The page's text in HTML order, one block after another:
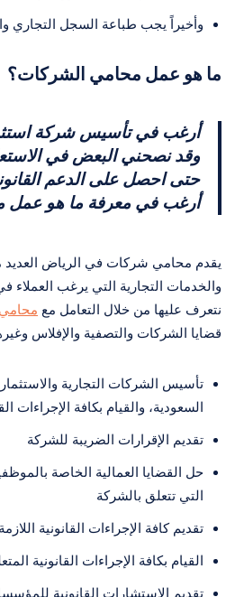
وأخيراً يجب طباعة السجل التجاري
ما هو عمل محامي الشركات؟
أرغب في تأسيس شركة
وقد نصحني البعض في
حتى احصل على الدعم
أرغب في معرفة ما هو عمل
يقدم محامي شركات في الرياض العديد
والخدمات التجارية التي يرغب
نتعرف عليها من خلال التعامل مع
قضايا الشركات والتصفية والإفلاس
تأسيس الشركات التجارية
السعودية، والقيام بكافة الإجراءات
تقديم الإقرارات الضريبة للشركة
حل القضايا العمالية الخاصة
التي تتعلق بالشركة
تقديم كافة الإجراءات القانونية
القيام بكافة الإجراءات القانونية
تقديم الاستشارات القانونية